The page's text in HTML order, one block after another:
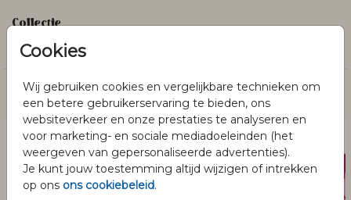
Cookies
Wij gebruiken cookies en vergelijkbare technieken om
een betere gebruikerservaring te bieden, ons
websiteverkeer en onze prestaties te analyseren en
voor marketing- en sociale mediadoeleinden (het
weergeven van gepersonaliseerde advertenties).
Je kunt jouw toestemming altijd wijzigen of intrekken
op ons ons cookiebeleid.
Collectie
Memorybox
Dit vind je misschien ook leuk